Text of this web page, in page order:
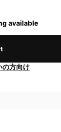
available
の方向け